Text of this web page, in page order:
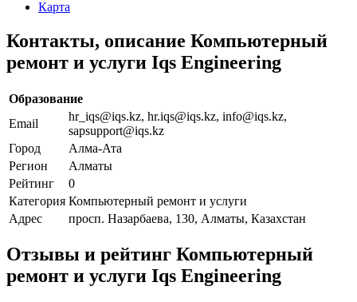
Карта
Контакты, описание Компьютерный
ремонт и услуги Iqs Engineering
Образование
Email
hr_iqs@iqs.kz, hr.iqs@iqs.kz, info@iqs.kz,
sapsupport@iqs.kz
Город
Алма-Ата
Регион
Алматы
Рейтинг
0
Категория Компьютерный ремонт и услуги
Адрес
просп. Назарбаева, 130, Алматы, Казахстан
Отзывы и рейтинг Компьютерный
ремонт и услуги Iqs Engineering